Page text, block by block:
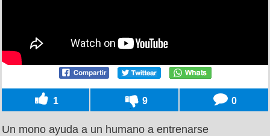
1 9 0
Un mono ayuda a un humano a entrenarse